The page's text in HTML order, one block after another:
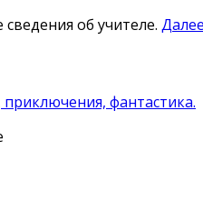
об учителе. Далее
фантастика.